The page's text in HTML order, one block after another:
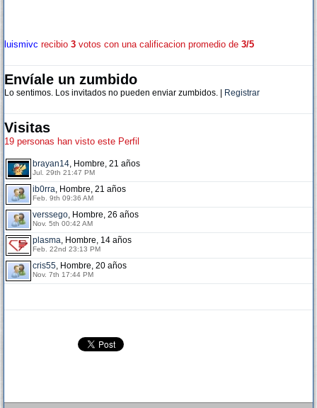
luismivc recibio 3 votos con una calificacion promedio de 3/5
Envíale un zumbido
Lo sentimos. Los invitados no pueden enviar zumbidos. | Registrar
Visitas
19 personas han visto este Perfil
brayan14, Hombre, 21 años
Jul. 29th 21:47 PM
ib0rra, Hombre, 21 años
Feb. 9th 09:36 AM
verssego, Hombre, 26 años
Nov. 5th 00:42 AM
plasma, Hombre, 14 años
Feb. 22nd 23:13 PM
cris55, Hombre, 20 años
Nov. 7th 17:44 PM